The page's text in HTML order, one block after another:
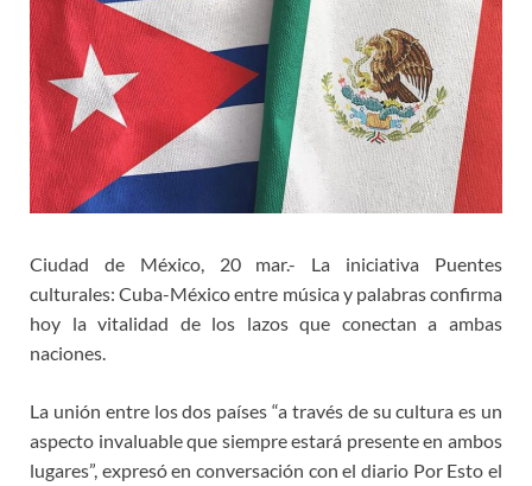
Ciudad de México, 20 mar.- La iniciativa Puentes
culturales: Cuba-México entre música y palabras confirma
hoy la vitalidad de los lazos que conectan a ambas
naciones.
La unión entre los dos países “a través de su cultura es un
aspecto invaluable que siempre estará presente en ambos
lugares”, expresó en conversación con el diario Por Esto el